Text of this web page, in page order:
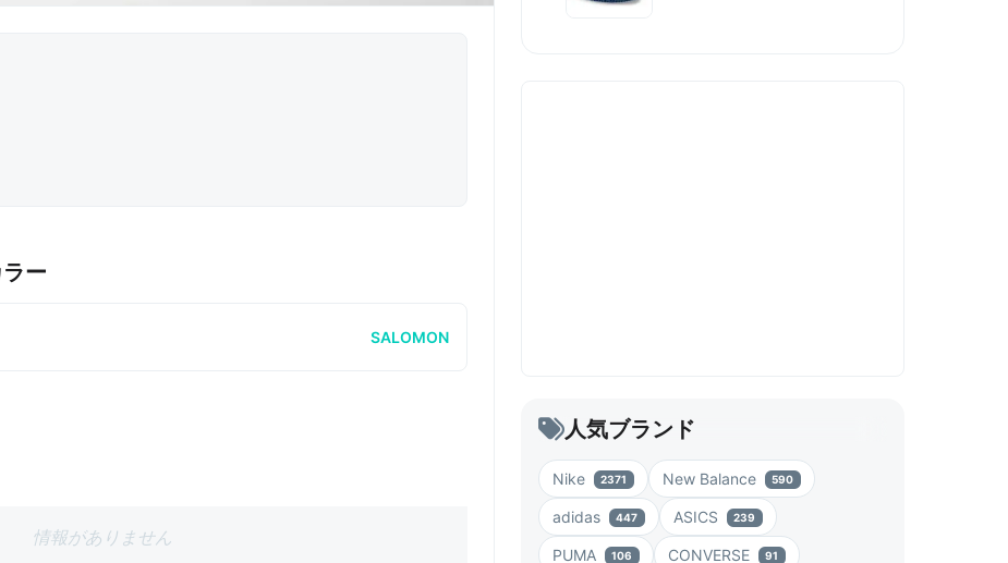
ー
SALOMON
情報がありません
人気ブランド
Nike 2371 New Balance 590
adidas 447 ASICS 239
PUMA 106 CONVERSE 91